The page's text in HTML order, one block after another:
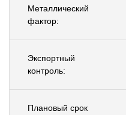
Металлический
фактор:
Экспортный
контроль:
Плановый срок